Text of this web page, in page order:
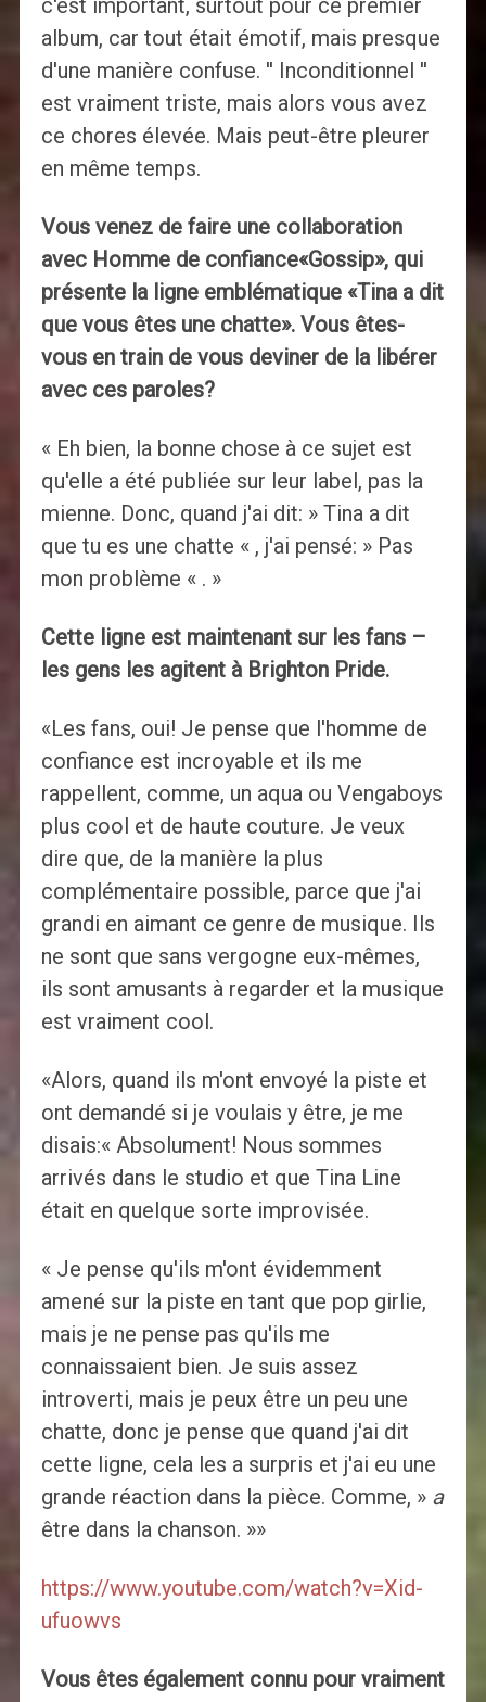
album, car tout était émotif, mais presque
d'une manière confuse. '' Inconditionnel ''
est vraiment triste, mais alors vous avez
ce chores élevée. Mais peut-être pleurer
en même temps.
Vous venez de faire une collaboration
avec Homme de confiance«Gossip», qui
présente la ligne emblématique «Tina a dit
que vous êtes une chatte». Vous êtes-
vous en train de vous deviner de la libérer
avec ces paroles?
« Eh bien, la bonne chose à ce sujet est
qu'elle a été publiée sur leur label, pas la
mienne. Donc, quand j'ai dit: » Tina a dit
que tu es une chatte « , j'ai pensé: » Pas
mon problème « . »
Cette ligne est maintenant sur les fans –
les gens les agitent à Brighton Pride.
«Les fans, oui! Je pense que l'homme de
confiance est incroyable et ils me
rappellent, comme, un aqua ou Vengaboys
plus cool et de haute couture. Je veux
dire que, de la manière la plus
complémentaire possible, parce que j'ai
grandi en aimant ce genre de musique. Ils
ne sont que sans vergogne eux-mêmes,
ils sont amusants à regarder et la musique
est vraiment cool.
«Alors, quand ils m'ont envoyé la piste et
ont demandé si je voulais y être, je me
disais:« Absolument! Nous sommes
arrivés dans le studio et que Tina Line
était en quelque sorte improvisée.
« Je pense qu'ils m'ont évidemment
amené sur la piste en tant que pop girlie,
mais je ne pense pas qu'ils me
connaissaient bien. Je suis assez
introverti, mais je peux être un peu une
chatte, donc je pense que quand j'ai dit
cette ligne, cela les a surpris et j'ai eu une
grande réaction dans la pièce. Comme, » a
être dans la chanson. »»
https://www.youtube.com/watch?v=Xid-
ufuowvs
Vous êtes également connu pour vraiment